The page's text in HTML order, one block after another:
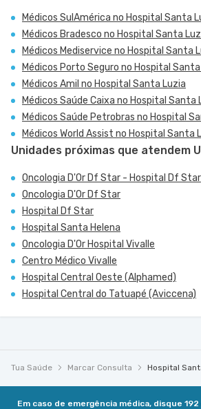
Médicos SulAmérica no Hospital Santa
Médicos Bradesco no Hospital Santa
Médicos Mediservice no Hospital Santa
Médicos Porto Seguro no Hospital
Médicos Amil no Hospital Santa Luzia
Médicos Saúde Caixa no Hospital Santa
Médicos Saúde Petrobras no Hospital
Médicos World Assist no Hospital Santa
Unidades próximas que atendem
Oncologia D'Or Df Star - Hospital Df Star
Oncologia D'Or Df Star
Hospital Df Star
Hospital Santa Helena
Oncologia D'Or Hospital Vivalle
Centro Médico Vivalle
Hospital Central Oeste (Alphamed)
Hospital Central do Tatuapé (Aviccena)
Tua Saúde Marcar Consulta Hospital
Em caso de emergência médica, disque